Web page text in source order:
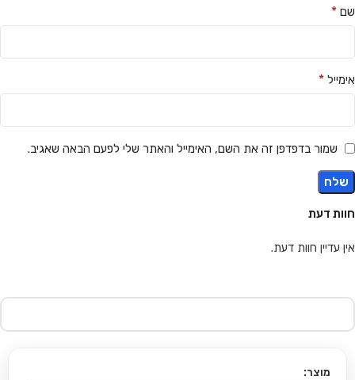
חוות דעת
אין עדיין חוות דעת.
שם *
אימייל *
שמור בדפדפן זה את השם, האימייל והאתר שלי לפעם הבאה שאגיב.
מוצר: